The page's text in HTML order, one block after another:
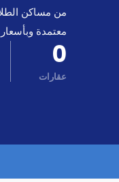
المساعدة
تعمل؟
من مساكن
معتمدة
0
عقارات